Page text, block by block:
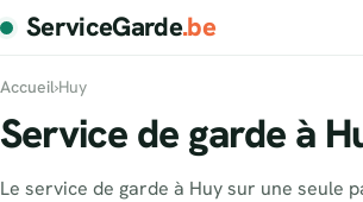
ServiceGarde.be
Accueil›Huy
Service de garde à
Le service de garde à Huy sur une seule